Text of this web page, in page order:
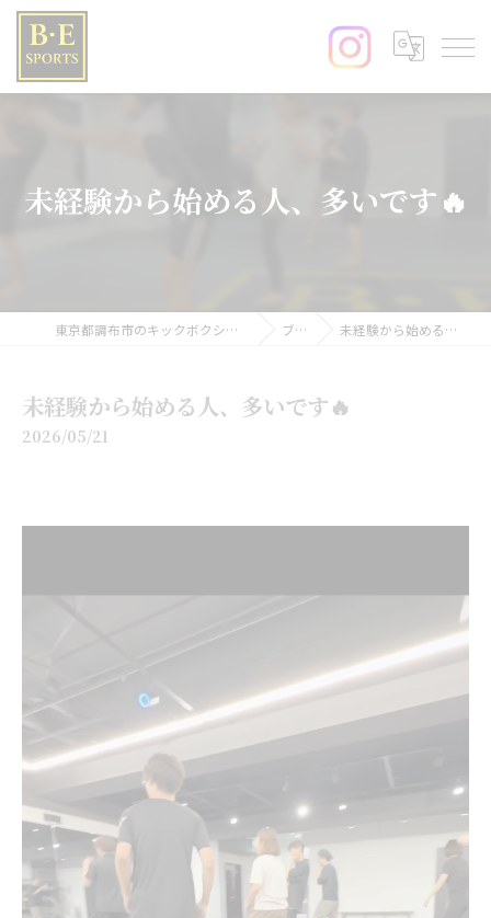
未経験から始める人、多いです🔥
東京都調布市のキックボクシングならB･E SPORTS ブログ 未経験から始める人、多いです🔥
未経験から始める人、多いです🔥
2026/05/21